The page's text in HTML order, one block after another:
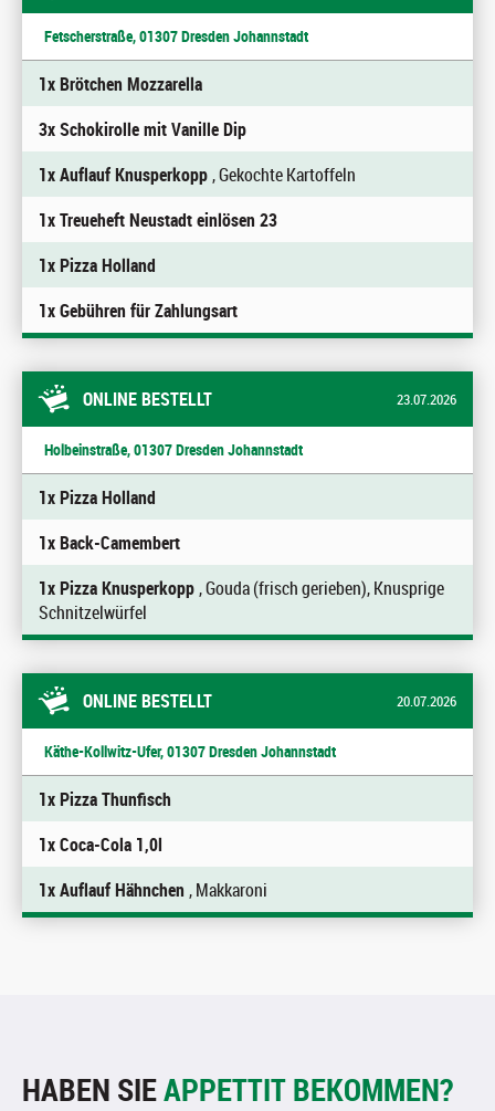
Fetscherstraße, 01307 Dresden Johannstadt
1x Brötchen Mozzarella
3x Schokirolle mit Vanille Dip
1x Auflauf Knusperkopp, Gekochte Kartoffeln
1x Treueheft Neustadt einlösen 23
1x Pizza Holland
1x Gebühren für Zahlungsart
ONLINE BESTELLT 23.07.2026
Holbeinstraße, 01307 Dresden Johannstadt
1x Pizza Holland
1x Back-Camembert
1x Pizza Knusperkopp, Gouda (frisch gerieben), Knusprige
Schnitzelwürfel
ONLINE BESTELLT 20.07.2026
Käthe-Kollwitz-Ufer, 01307 Dresden Johannstadt
1x Pizza Thunfisch
1x Coca-Cola 1,0l
1x Auflauf Hähnchen, Makkaroni
HABEN SIEAPPETTIT BEKOMMEN?